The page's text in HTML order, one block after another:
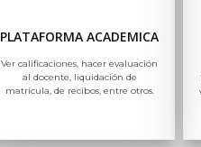
PLATAFORMA ACADEMICA
Ver calificaciones, hacer evaluación
al docente, liquidación de
matrícula, de recibos, entre otros.